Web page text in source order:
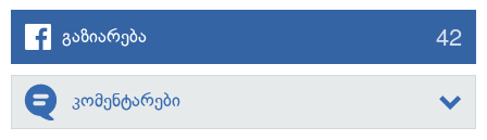
გაზიარება 42
კომენტარები